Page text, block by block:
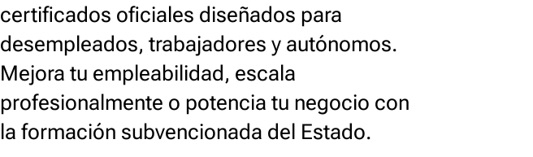
certificados oficiales diseñados para
desempleados, trabajadores y autónomos.
Mejora tu empleabilidad, escala
profesionalmente o potencia tu negocio con
la formación subvencionada del Estado.